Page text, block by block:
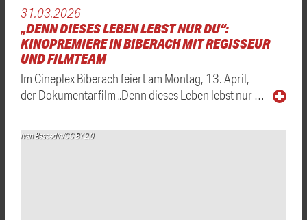
31.03.2026
„DENN DIESES LEBEN LEBST NUR DU“:
KINOPREMIERE IN BIBERACH MIT REGISSEUR
UND FILMTEAM
Im Cineplex Biberach feiert am Montag, 13. April,
der Dokumentarfilm „Denn dieses Leben lebst nur …
Ivan Bessedin/CC BY 2.0